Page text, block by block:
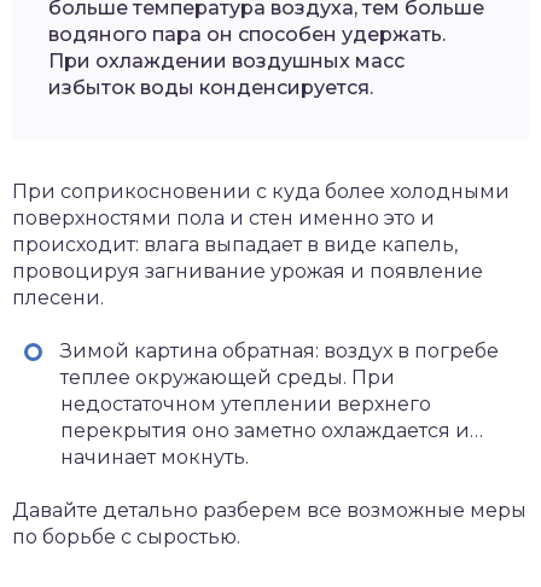
больше температура воздуха, тем больше
водяного пара он способен удержать.
При охлаждении воздушных масс
избыток воды конденсируется.
При соприкосновении с куда более холодными
поверхностями пола и стен именно это и
происходит: влага выпадает в виде капель,
провоцируя загнивание урожая и появление
плесени.
Зимой картина обратная: воздух в погребе
теплее окружающей среды. При
недостаточном утеплении верхнего
перекрытия оно заметно охлаждается и…
начинает мокнуть.
Давайте детально разберем все возможные меры
по борьбе с сыростью.